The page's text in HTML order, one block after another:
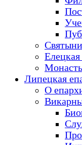
Липецкая
О